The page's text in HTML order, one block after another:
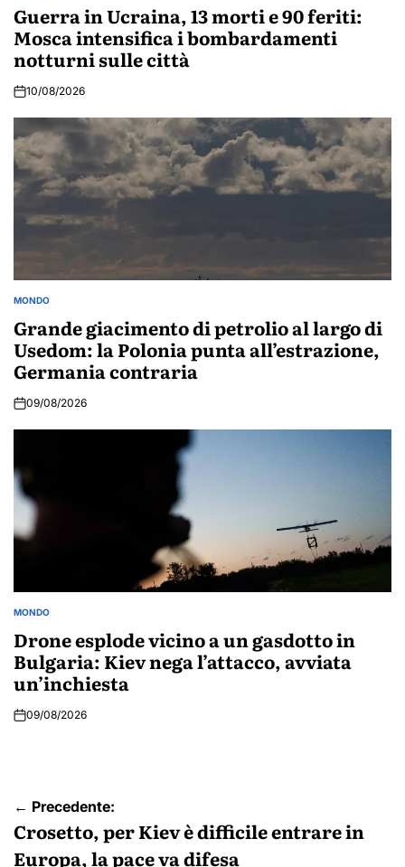
Guerra in Ucraina, 13 morti e 90 feriti:
Mosca intensifica i bombardamenti
notturni sulle città
10/08/2026
POSTED
MONDO
Grande giacimento di petrolio al largo di
Usedom: la Polonia punta all’estrazione,
Germania contraria
09/08/2026
POSTED
MONDO
Drone esplode vicino a un gasdotto in
Bulgaria: Kiev nega l’attacco, avviata
un’inchiesta
09/08/2026
Navigazione
articoli
← Precedente:
Crosetto, per Kiev è difficile entrare in
Europa, la pace va difesa